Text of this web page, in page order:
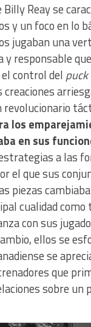
Reay se
y un foco en lo
jugaban una
y responsable
control del puck
revolucionario
los
en sus
a las
el que sus
piezas
cualidad como
con sus
ellos se
se
que
sobre un